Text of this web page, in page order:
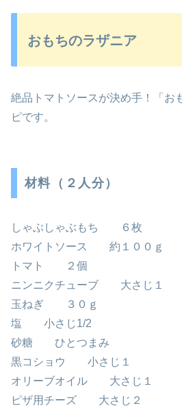
おもちのラザニア
絶品トマトソースが決め手！「お
ピです。
材料（２人分）
しゃぶしゃぶもち ６枚
ホワイトソース 約１００ｇ
トマト ２個
ニンニクチューブ 大さじ１
玉ねぎ ３０ｇ
塩 小さじ1/2
砂糖 ひとつまみ
黒コショウ 小さじ１
オリーブオイル 大さじ１
ピザ用チーズ 大さじ２